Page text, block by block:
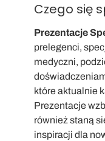
Czego się
Prezentacje
prelegenci,
medyczni,
które aktualnie
Prezentacje
również staną
inspiracji dla